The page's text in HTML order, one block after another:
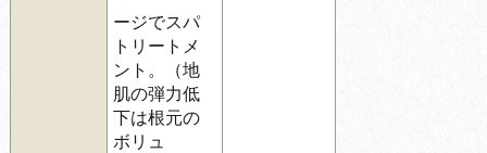
ージでスパ
トリートメ
ント。（地
肌の弾力低
下は根元の
ボリュ